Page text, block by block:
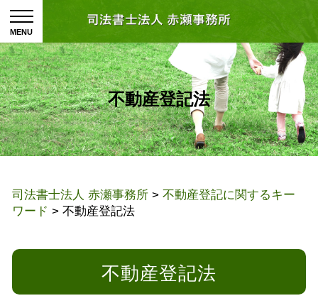
不動産登記法
司法書士法人 赤瀬事務所 > 不動産登記に関するキー
ワード > 不動産登記法
不動産登記法